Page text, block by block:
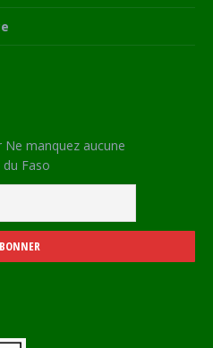
manquez aucune
Faso